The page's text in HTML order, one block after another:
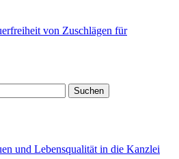
von Zuschlägen für
und Lebensqualität in die Kanzlei